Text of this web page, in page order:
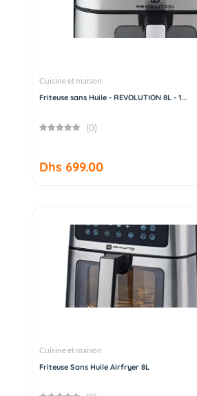
Cuisine et maison
Friteuse sans Huile - REVOLUTION 8L - 1...
(0)
Dhs 699.00
Cuisine et maison
Friteuse Sans Huile Airfryer 8L